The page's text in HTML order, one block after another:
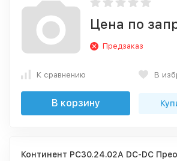
Цена по
Предзаказ
К сравнению В
В корзину
Континент РС30.24.02А DC-DC